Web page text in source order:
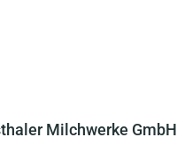
Milchwerke GmbH